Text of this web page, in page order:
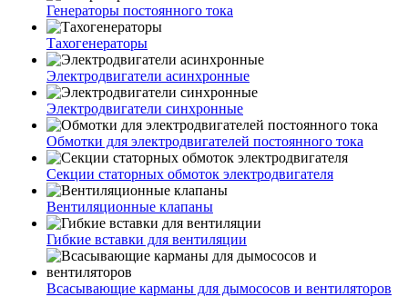
Генераторы постоянного тока
Тахогенераторы
Электродвигатели асинхронные
Электродвигатели синхронные
Обмотки для электродвигателей постоянного тока
Секции статорных обмоток электродвигателя
Вентиляционные клапаны
Гибкие вставки для вентиляции
Всасывающие карманы для дымососов и вентиляторов